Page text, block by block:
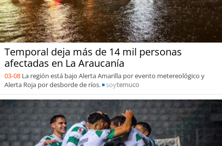
Temporal deja más de 14 mil personas
afectadas en La Araucanía
03-08 La región está bajo Alerta Amarilla por evento metereológico y
Alerta Roja por desborde de ríos.
soytemuco